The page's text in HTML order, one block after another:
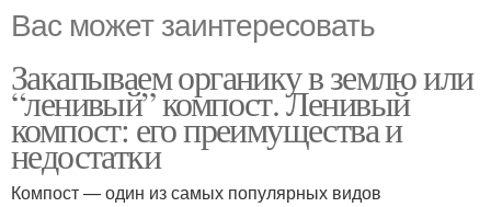
Вас может заинтересовать
Закапываем органику в землю или
“ленивый” компост. Ленивый
компост: его преимущества и
недостатки
Компост — один из самых популярных видов